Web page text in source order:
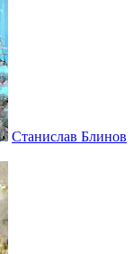
Станислав Блинов